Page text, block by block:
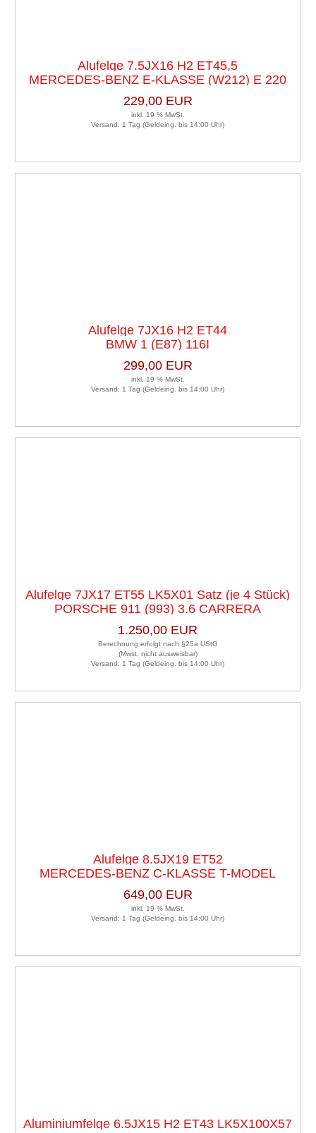
Alufelge 7.5JX16 H2 ET45,5
LK5X1121 Satz (je 4 Stück)
MERCEDES-BENZ E-KLASSE (W212) E 220
CDI
229,00 EUR
inkl. 19 % MwSt.
Versand: 1 Tag (Geldeing. bis 14:00 Uhr)
Alufelge 7JX16 H2 ET44
LK5X01 Satz (je 4 Stück)
BMW 1 (E87) 116I
299,00 EUR
inkl. 19 % MwSt.
Versand: 1 Tag (Geldeing. bis 14:00 Uhr)
Alufelge 7JX17 ET55 LK5X01 Satz (je 4 Stück)
PORSCHE 911 (993) 3.6 CARRERA
1.250,00 EUR
Berechnung erfolgt nach §25a UStG
(Mwst. nicht ausweisbar)
Versand: 1 Tag (Geldeing. bis 14:00 Uhr)
Alufelge 8.5JX19 ET52
LK5X1121 Satz (je 4 Stück)
MERCEDES-BENZ C-KLASSE T-MODEL
(S205) C 200
649,00 EUR
inkl. 19 % MwSt.
Versand: 1 Tag (Geldeing. bis 14:00 Uhr)
Aluminiumfelge 6.5JX15 H2 ET43 LK5X100X57